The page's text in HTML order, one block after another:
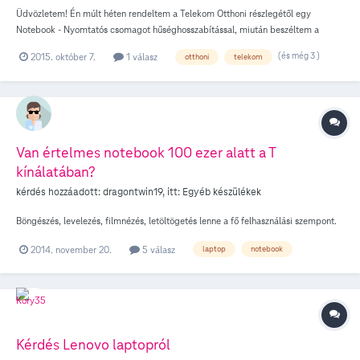
Üdvözletem! Én múlt héten rendeltem a Telekom Otthoni részlegétől egy
Notebook - Nyomtatós csomagot hűséghosszabítással, miután beszéltem a
és tájékoztattak hogy "maximálisan 30 nap a vállalat szállítási idő de a
ilyen esetben a Telekom Otthoni részlege küld E-mail értesítést a
megrendelőnek, ha átadták a futárnak, vagy bármiről ami a megrendeléshez
köthető? Mert még a hét elején lejárt a mobilos előfizetésem és amikor új
köszönöm a választ!
2015. október 7. 1 válasz otthoni telekom (és még 3 )
Van értelmes notebook 100 ezer alatt a T
kínálatában?
kérdés hozzáadott:dragontwin19, itt: Egyéb készülékek
Böngészés, levelezés, filmnézés, letöltögetés lenne a fő felhasználási szempont.
2014. november 20. 5 válasz laptop notebook
Kérdés Lenovo laptopról